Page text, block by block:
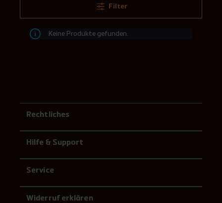
Filter
Keine Produkte gefunden.
Rechtliches
Hilfe & Support
Service
Widerruf erklären